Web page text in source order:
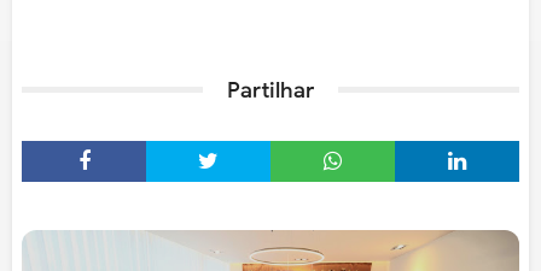
Partilhar